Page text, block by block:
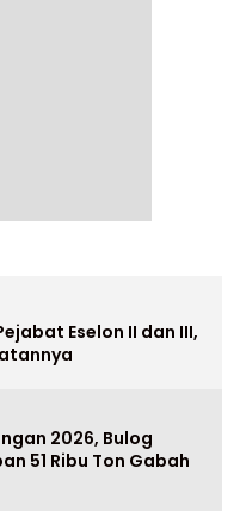
Eselon II dan III,
2026, Bulog
51 Ribu Ton Gabah